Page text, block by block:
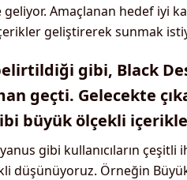
Amaçlanan hedef iyi
geliştirerek sunmak
gibi, Black
geçti. Gelecekte
büyük ölçekli
gibi kullanıcıların çeşitli
düşünüyoruz. Örneğin